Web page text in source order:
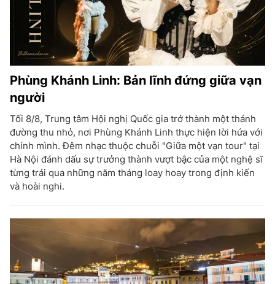
Phùng Khánh Linh: Bản lĩnh đứng giữa vạn
người
Tối 8/8, Trung tâm Hội nghị Quốc gia trở thành một thánh
đường thu nhỏ, nơi Phùng Khánh Linh thực hiện lời hứa với
chính mình. Đêm nhạc thuộc chuỗi "Giữa một vạn tour" tại
Hà Nội đánh dấu sự trưởng thành vượt bậc của một nghệ sĩ
từng trải qua những năm tháng loay hoay trong định kiến
và hoài nghi.